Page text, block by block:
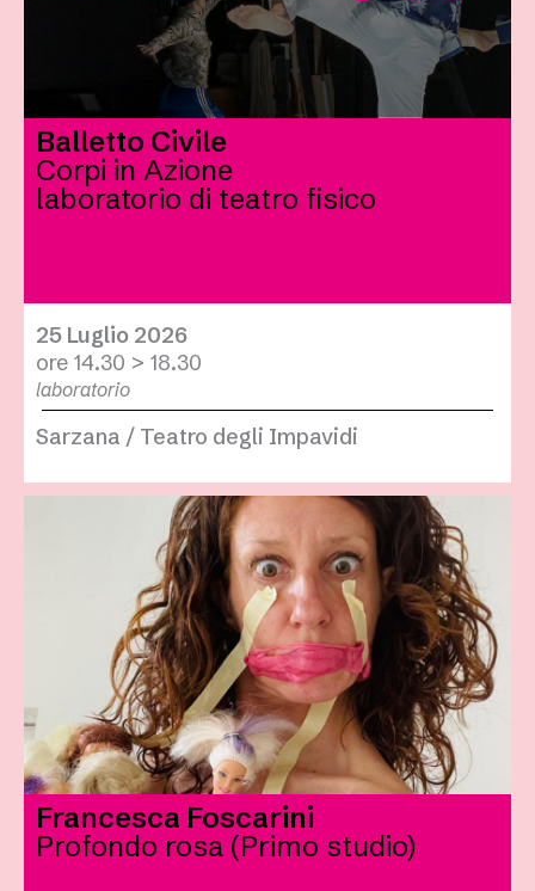
Balletto Civile
Corpi in Azione
laboratorio di teatro fisico
25 Luglio 2026
ore 14.30 > 18.30
laboratorio
Sarzana / Teatro degli Impavidi
Francesca Foscarini
Profondo rosa (Primo studio)